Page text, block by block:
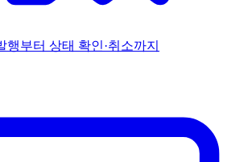
행부터 상태 확인·취소까지